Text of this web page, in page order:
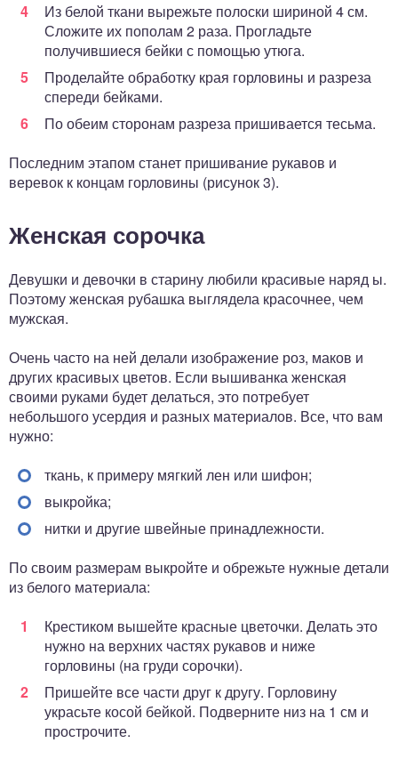
Из белой ткани вырежьте полоски шириной 4 см.
Сложите их пополам 2 раза. Прогладьте
получившиеся бейки с помощью утюга.
Проделайте обработку края горловины и разреза
спереди бейками.
По обеим сторонам разреза пришивается тесьма.
Последним этапом станет пришивание рукавов и
веревок к концам горловины (рисунок 3).
Женская сорочка
Девушки и девочки в старину любили красивые наряд ы.
Поэтому женская рубашка выглядела красочнее, чем
мужская.
Очень часто на ней делали изображение роз, маков и
других красивых цветов. Если вышиванка женская
своими руками будет делаться, это потребует
небольшого усердия и разных материалов. Все, что вам
нужно:
ткань, к примеру мягкий лен или шифон;
выкройка;
нитки и другие швейные принадлежности.
По своим размерам выкройте и обрежьте нужные детали
из белого материала:
Крестиком вышейте красные цветочки. Делать это
нужно на верхних частях рукавов и ниже
горловины (на груди сорочки).
Пришейте все части друг к другу. Горловину
украсьте косой бейкой. Подверните низ на 1 см и
прострочите.